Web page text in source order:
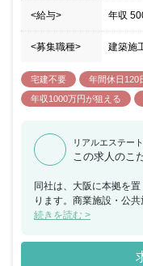
<給与> 年収
<募集職種> 建築施
宅建不要 年間休日120
年収1000万円が狙える
リアルエステー
この求人のこ
同社は、大阪に本拠を
ります。商業施設・公
提案や、高層ホテル・温
にくい安定的な経営を
伸ばしています。今回
続きを読む >